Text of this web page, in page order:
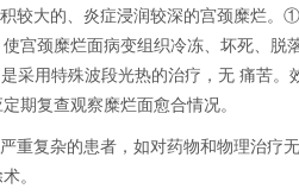
较大的、炎症浸润较深的宫颈糜烂
宫颈糜烂面病变组织冷冻、坏死、
采用特殊波段光热的治疗，无 痛苦
期复查观察糜烂面愈合情况。
重复杂的患者，如对药物和物理治疗
。